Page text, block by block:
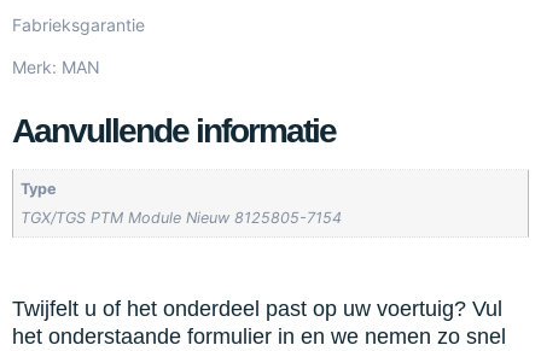
Fabrieksgarantie
Merk: MAN
Aanvullende informatie
Type
TGX/TGS PTM Module Nieuw 8125805-7154
Twijfelt u of het onderdeel past op uw voertuig? Vul
het onderstaande formulier in en we nemen zo snel